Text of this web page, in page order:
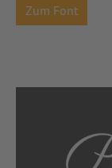
Zum Font